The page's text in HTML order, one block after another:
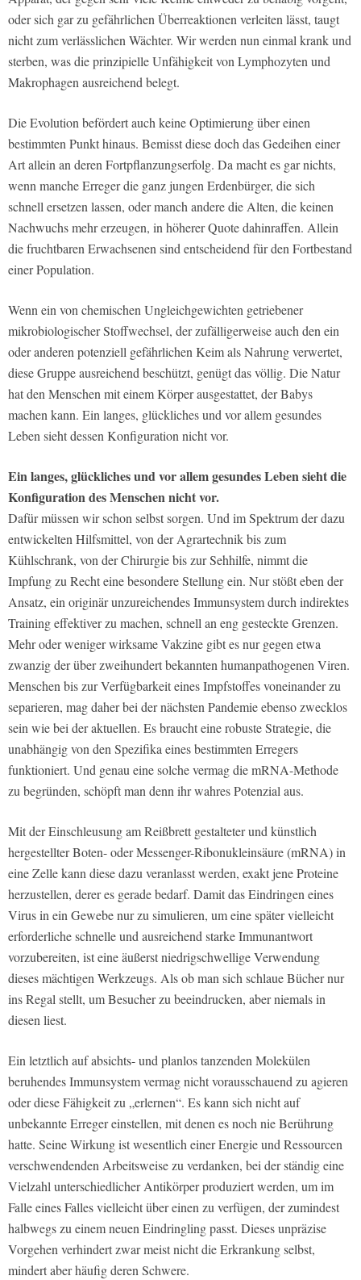
oder sich gar zu gefährlichen Überreaktionen verleiten lässt, taugt
nicht zum verlässlichen Wächter. Wir werden nun einmal krank und
sterben, was die prinzipielle Unfähigkeit von Lymphozyten und
Makrophagen ausreichend belegt.
Die Evolution befördert auch keine Optimierung über einen
bestimmten Punkt hinaus. Bemisst diese doch das Gedeihen einer
Art allein an deren Fortpflanzungserfolg. Da macht es gar nichts,
wenn manche Erreger die ganz jungen Erdenbürger, die sich
schnell ersetzen lassen, oder manch andere die Alten, die keinen
Nachwuchs mehr erzeugen, in höherer Quote dahinraffen. Allein
die fruchtbaren Erwachsenen sind entscheidend für den Fortbestand
einer Population.
Wenn ein von chemischen Ungleichgewichten getriebener
mikrobiologischer Stoffwechsel, der zufälligerweise auch den ein
oder anderen potenziell gefährlichen Keim als Nahrung verwertet,
diese Gruppe ausreichend beschützt, genügt das völlig. Die Natur
hat den Menschen mit einem Körper ausgestattet, der Babys
machen kann. Ein langes, glückliches und vor allem gesundes
Leben sieht dessen Konfiguration nicht vor.
Ein langes, glückliches und vor allem gesundes Leben sieht die
Konfiguration des Menschen nicht vor.
Dafür müssen wir schon selbst sorgen. Und im Spektrum der dazu
entwickelten Hilfsmittel, von der Agrartechnik bis zum
Kühlschrank, von der Chirurgie bis zur Sehhilfe, nimmt die
Impfung zu Recht eine besondere Stellung ein. Nur stößt eben der
Ansatz, ein originär unzureichendes Immunsystem durch indirektes
Training effektiver zu machen, schnell an eng gesteckte Grenzen.
Mehr oder weniger wirksame Vakzine gibt es nur gegen etwa
zwanzig der über zweihundert bekannten humanpathogenen Viren.
Menschen bis zur Verfügbarkeit eines Impfstoffes voneinander zu
separieren, mag daher bei der nächsten Pandemie ebenso zwecklos
sein wie bei der aktuellen. Es braucht eine robuste Strategie, die
unabhängig von den Spezifika eines bestimmten Erregers
funktioniert. Und genau eine solche vermag die mRNA-Methode
zu begründen, schöpft man denn ihr wahres Potenzial aus.
Mit der Einschleusung am Reißbrett gestalteter und künstlich
hergestellter Boten- oder Messenger-Ribonukleinsäure (mRNA) in
eine Zelle kann diese dazu veranlasst werden, exakt jene Proteine
herzustellen, derer es gerade bedarf. Damit das Eindringen eines
Virus in ein Gewebe nur zu simulieren, um eine später vielleicht
erforderliche schnelle und ausreichend starke Immunantwort
vorzubereiten, ist eine äußerst niedrigschwellige Verwendung
dieses mächtigen Werkzeugs. Als ob man sich schlaue Bücher nur
ins Regal stellt, um Besucher zu beeindrucken, aber niemals in
diesen liest.
Ein letztlich auf absichts- und planlos tanzenden Molekülen
beruhendes Immunsystem vermag nicht vorausschauend zu agieren
oder diese Fähigkeit zu „erlernen“. Es kann sich nicht auf
unbekannte Erreger einstellen, mit denen es noch nie Berührung
hatte. Seine Wirkung ist wesentlich einer Energie und Ressourcen
verschwendenden Arbeitsweise zu verdanken, bei der ständig eine
Vielzahl unterschiedlicher Antikörper produziert werden, um im
Falle eines Falles vielleicht über einen zu verfügen, der zumindest
halbwegs zu einem neuen Eindringling passt. Dieses unpräzise
Vorgehen verhindert zwar meist nicht die Erkrankung selbst,
mindert aber häufig deren Schwere.